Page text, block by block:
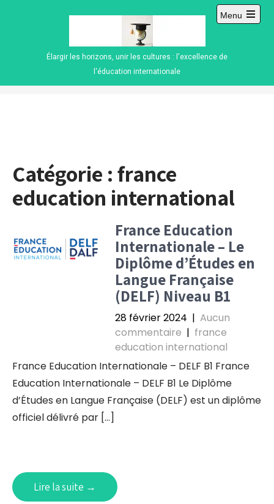
Élargir les horizons, unir les cultures : l'excellence de
l'éducation internationale
Menu
Open
Catégorie :france
education international
France Education
Internationale – Le
Diplôme d’Études en
Langue Française
(DELF) Niveau B1
28 février 2024 | Aucun
commentaire | france
education international
France Education Internationale – DELF B1 France
Education Internationale – DELF B1 Le Diplôme
d’Études en Langue Française (DELF) est un diplôme
officiel délivré par […]
Lire la suite →